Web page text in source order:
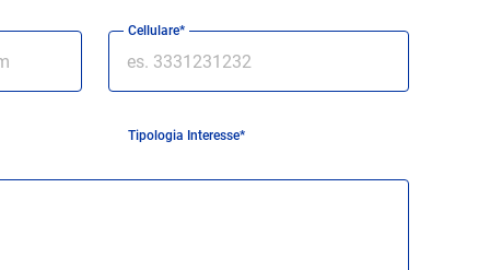
Cellulare*
Tipologia Interesse*